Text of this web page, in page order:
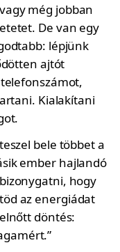
még jobban
De van egy
lépjünk
ajtót
Kialakítani
bele többet a
ember hajlandó
hogy
az energiádat
döntés: